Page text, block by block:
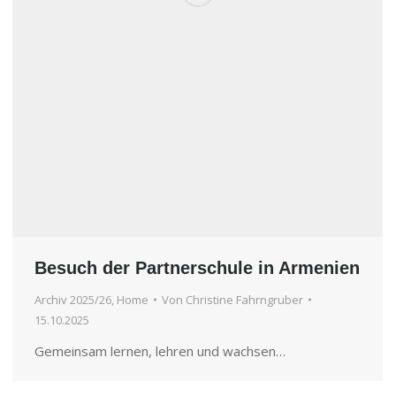
Besuch der Partnerschule in Armenien
Archiv 2025/26, Home Von Christine Fahrngruber
15.10.2025
Gemeinsam lernen, lehren und wachsen…